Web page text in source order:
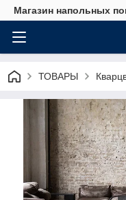
Магазин напольных
ТОВАРЫ